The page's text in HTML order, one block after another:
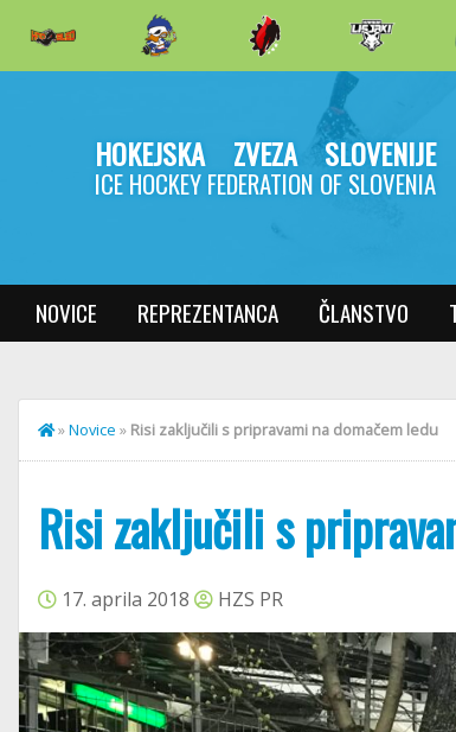
HOKEJSKA ZVEZA SLOVENIJE
ICE HOCKEY FEDERATION OF SLOVENIA
NOVICE REPREZENTANCA ČLANSTVO
»Novice » Risi zaključili s pripravami na domačem ledu
Risi zaključili s
17. aprila 2018 HZS PR